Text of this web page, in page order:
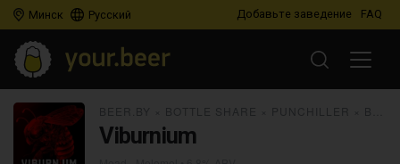
Минск Русский Добавьте заведение FAQ
Viburnium